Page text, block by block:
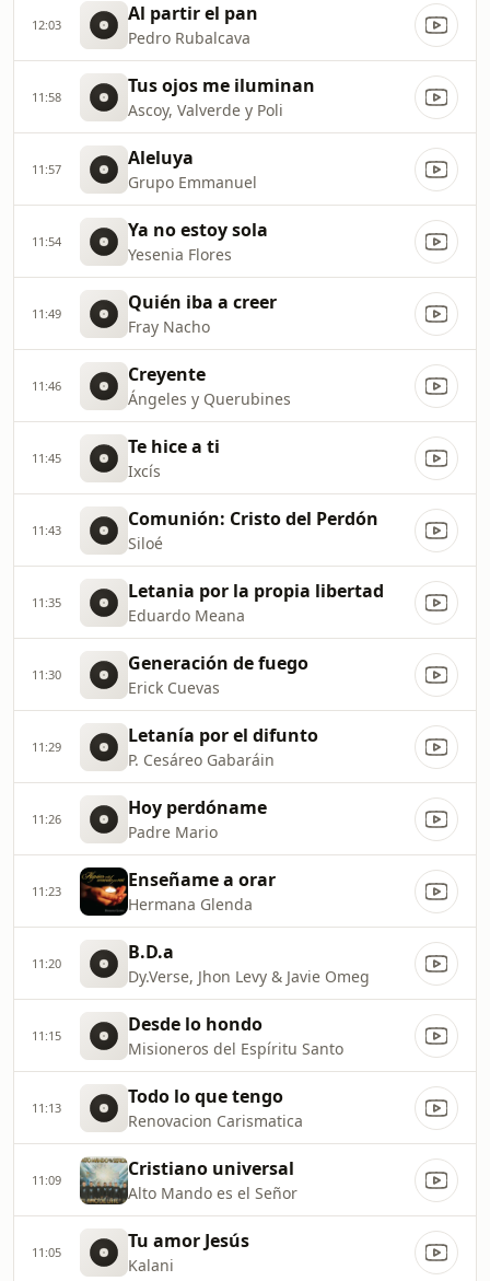
12:03 Al partir el pan
Pedro Rubalcava
11:58 Tus ojos me iluminan
Ascoy, Valverde y Poli
11:57 Aleluya
Grupo Emmanuel
11:54 Ya no estoy sola
Yesenia Flores
11:49 Quién iba a creer
Fray Nacho
11:46 Creyente
Ángeles y Querubines
11:45 Te hice a ti
Ixcís
11:43 Comunión: Cristo del Perdón
Siloé
11:35 Letania por la propia libertad
Eduardo Meana
11:30 Generación de fuego
Erick Cuevas
11:29 Letanía por el difunto
P. Cesáreo Gabaráin
11:26 Hoy perdóname
Padre Mario
11:23 Enseñame a orar
Hermana Glenda
11:20 B.D.a
Dy.Verse, Jhon Levy & Javie Omeg
11:15 Desde lo hondo
Misioneros del Espíritu Santo
11:13 Todo lo que tengo
Renovacion Carismatica
11:09 Cristiano universal
Alto Mando es el Señor
11:05 Tu amor Jesús
Kalani